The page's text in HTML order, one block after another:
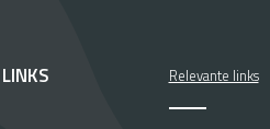
Relevante links